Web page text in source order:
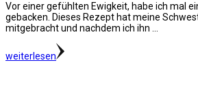
Vor einer gefühlten Ewigkeit, habe ich mal
gebacken. Dieses Rezept hat meine
mitgebracht und nachdem ich ihn …
weiterlesen